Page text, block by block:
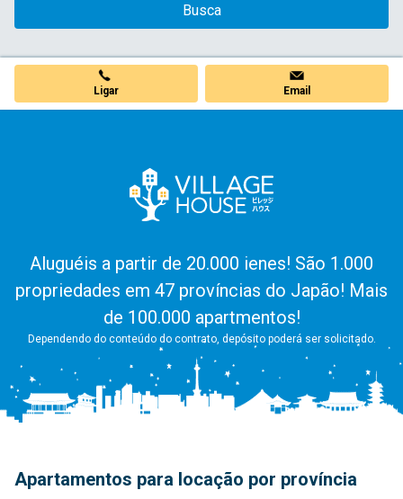
Busca
Ligar Email
Aluguéis a partir de 20.000 ienes! São 1.000
propriedades em 47 províncias do Japão! Mais
de 100.000 apartmentos!
Dependendo do conteúdo do contrato, depósito poderá ser solicitado.
Apartamentos para locação por província